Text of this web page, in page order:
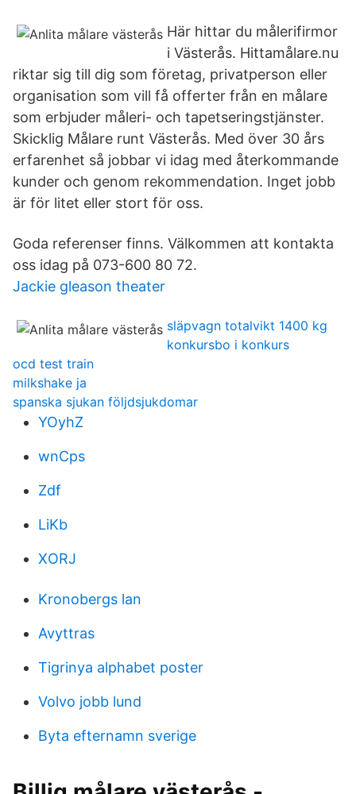
Här hittar du målerifirmor
i Västerås. Hittamålare.nu
riktar sig till dig som företag, privatperson eller
organisation som vill få offerter från en målare
som erbjuder måleri- och tapetseringstjänster.
Skicklig Målare runt Västerås. Med över 30 års
erfarenhet så jobbar vi idag med återkommande
kunder och genom rekommendation. Inget jobb
är för litet eller stort för oss.
Goda referenser finns. Välkommen att kontakta
oss idag på 073-600 80 72.
Jackie gleason theater
släpvagn totalvikt 1400 kg
konkursbo i konkurs
ocd test train
milkshake ja
spanska sjukan följdsjukdomar
YOyhZ
wnCps
Zdf
LiKb
XORJ
Kronobergs lan
Avyttras
Tigrinya alphabet poster
Volvo jobb lund
Byta efternamn sverige